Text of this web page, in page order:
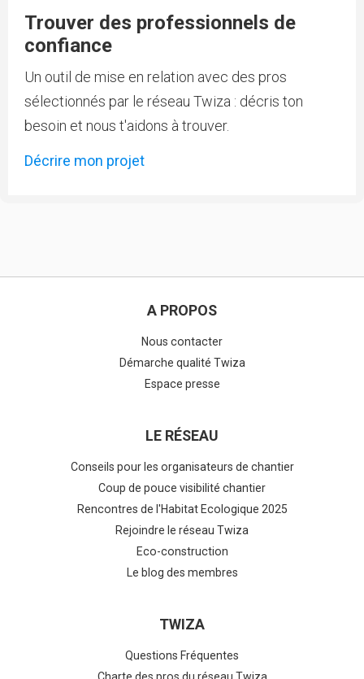
Trouver des professionnels de
confiance
Un outil de mise en relation avec des pros
sélectionnés par le réseau Twiza : décris ton
besoin et nous t'aidons à trouver.
Décrire mon projet
A PROPOS
Nous contacter
Démarche qualité Twiza
Espace presse
LE RÉSEAU
Conseils pour les organisateurs de chantier
Coup de pouce visibilité chantier
Rencontres de l'Habitat Ecologique 2025
Rejoindre le réseau Twiza
Eco-construction
Le blog des membres
TWIZA
Questions Fréquentes